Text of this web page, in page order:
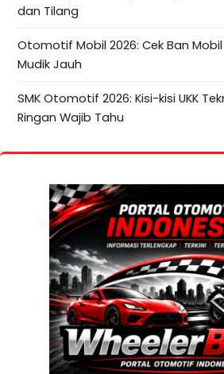
dan Tilang
Otomotif Mobil 2026: Cek Ban
Mudik Jauh
SMK Otomotif 2026: Kisi-kisi UKK
Ringan Wajib Tahu